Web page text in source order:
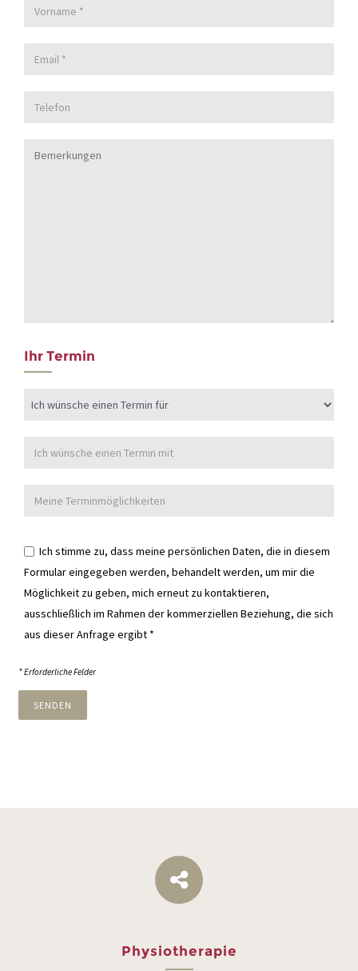
Ihr Termin
Ich stimme zu, dass meine persönlichen Daten, die in diesem
Formular eingegeben werden, behandelt werden, um mir die
Möglichkeit zu geben, mich erneut zu kontaktieren,
ausschließlich im Rahmen der kommerziellen Beziehung, die sich
aus dieser Anfrage ergibt *
* Erforderliche Felder
SENDEN
Physiotherapie